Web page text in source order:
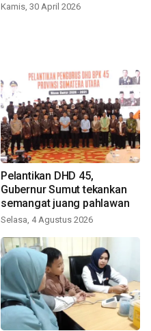
Kamis, 30 April 2026
Pelantikan DHD 45,
Gubernur Sumut tekankan
semangat juang pahlawan
Selasa, 4 Agustus 2026